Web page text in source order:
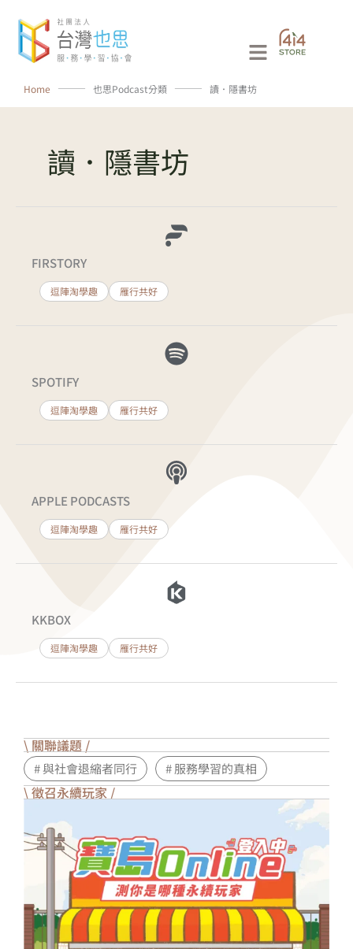
Main
Menu
Home ⸻ 也思Podcast分類 ⸻ 讀．隱書坊
讀．隱書坊
FIRSTORY
逗陣淘學趣 雁行共好
SPOTIFY
逗陣淘學趣 雁行共好
APPLE PODCASTS
逗陣淘學趣 雁行共好
KKBOX
逗陣淘學趣 雁行共好
\ 關聯議題 /
# 與社會退縮者同行 # 服務學習的真相
\ 徵召永續玩家 /